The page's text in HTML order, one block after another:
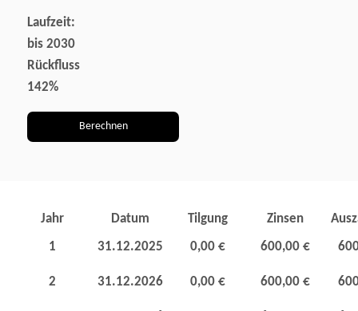
Laufzeit:
bis 2030
Rückfluss
142%
Berechnen
Jahr Datum Tilgung Zinsen
1 31.12.2025 0,00 € 600,00 €
2 31.12.2026 0,00 € 600,00 €